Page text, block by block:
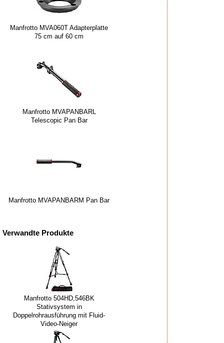
Manfrotto MVA060T Adapterplatte
75 cm auf 60 cm
Manfrotto MVAPANBARL
Telescopic Pan Bar
Manfrotto MVAPANBARM Pan Bar
Verwandte Produkte
Manfrotto 504HD,546BK
Stativsystem in
Doppelrohrausführung mit Fluid-
Video-Neiger